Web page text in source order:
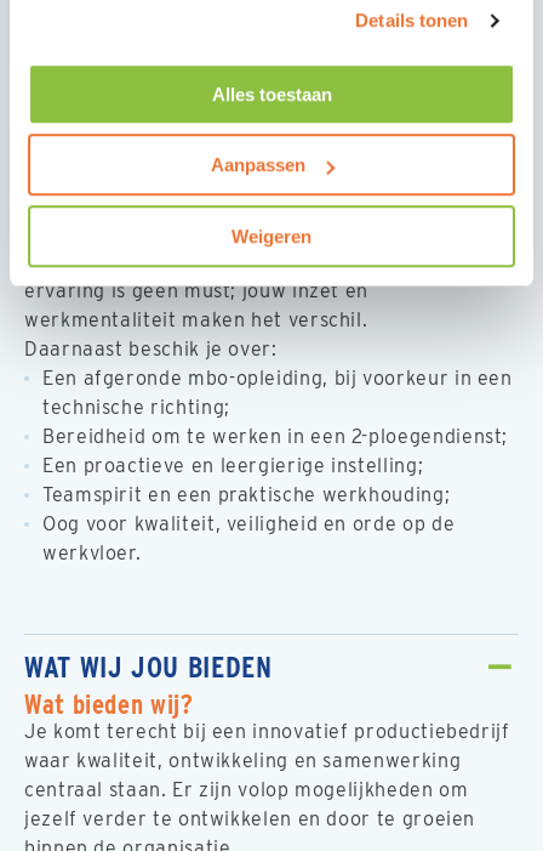
Details tonen
Alles toestaan
Aanpassen
Weigeren
van woningen door het uitvoeren van montage- en
meegenomen, maar geen vereiste; met de juiste
motivatie leren wij je het vak.
Wat vragen wij?
Je bent gemotiveerd, betrouwbaar en vindt het
leuk om nieuwe vaardigheden te leren. Technische
ervaring is geen must; jouw inzet en
werkmentaliteit maken het verschil.
Daarnaast beschik je over:
Een afgeronde mbo-opleiding, bij voorkeur in een
technische richting;
Bereidheid om te werken in een 2-ploegendienst;
Een proactieve en leergierige instelling;
Teamspirit en een praktische werkhouding;
Oog voor kwaliteit, veiligheid en orde op de
werkvloer.
WAT WIJ JOU BIEDEN
Wat bieden wij?
Je komt terecht bij een innovatief productiebedrijf
waar kwaliteit, ontwikkeling en samenwerking
centraal staan. Er zijn volop mogelijkheden om
jezelf verder te ontwikkelen en door te groeien